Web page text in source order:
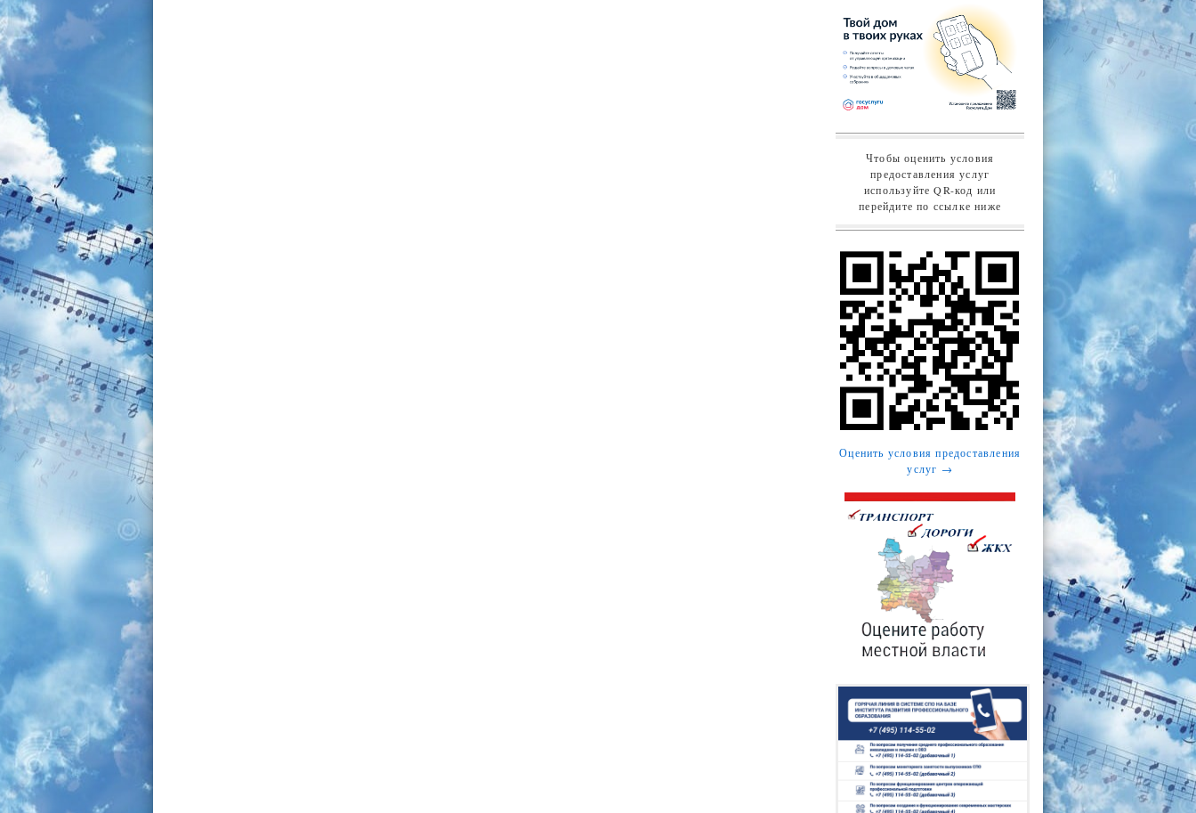
Чтобы оценить условия
предоставления услуг
используйте QR-код или
перейдите по ссылке ниже
Оценить условия предоставления
услуг →